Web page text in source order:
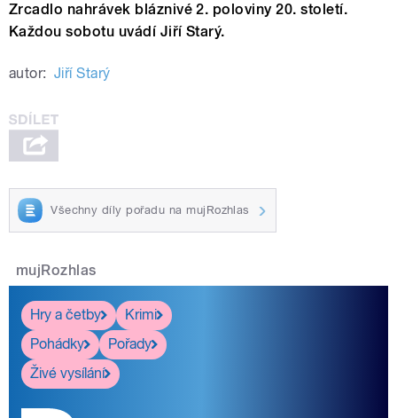
Zrcadlo nahrávek bláznivé 2. poloviny 20. století.
Každou sobotu uvádí Jiří Starý.
autor: Jiří Starý
Všechny díly pořadu na mujRozhlas
mujRozhlas
Hry a četby
Krimi
Pohádky
Pořady
Živé vysílání